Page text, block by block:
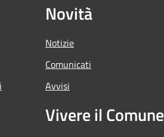
Novità
Notizie
Comunicati
Avvisi
Vivere il Comune